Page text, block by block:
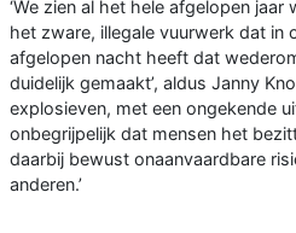
‘We zien al het hele afgelopen
het zware, illegale vuurwerk dat in
afgelopen nacht heeft dat
duidelijk gemaakt’, aldus Janny
explosieven, met een ongekende
onbegrijpelijk dat mensen het
daarbij bewust onaanvaardbare
anderen.’